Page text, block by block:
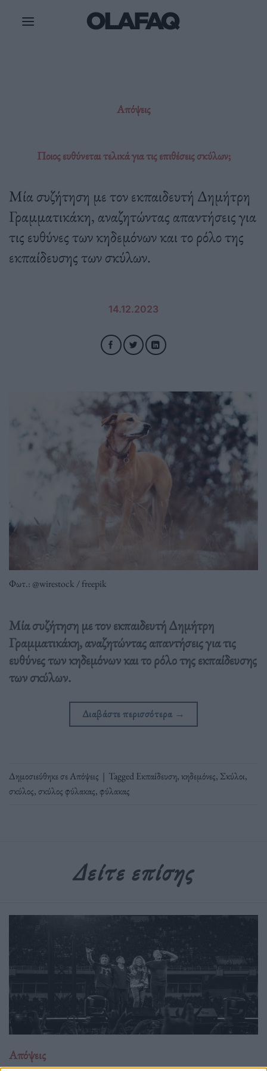
Απόψεις
Ποιος ευθύνεται τελικά για τις επιθέσεις σκύλων;
Μία συζήτηση με τον εκπαιδευτή Δημήτρη
Γραμματικάκη, αναζητώντας απαντήσεις για
τις ευθύνες των κηδεμόνων και το ρόλο της
εκπαίδευσης των σκύλων.
14.12.2023
Φωτ.: @wirestock / freepik
Μία συζήτηση με τον εκπαιδευτή Δημήτρη
Γραμματικάκη, αναζητώντας απαντήσεις για τις
ευθύνες των κηδεμόνων και το ρόλο της εκπαίδευσης
των σκύλων.
Διαβάστε περισσότερα →
Δημοσιεύθηκε σεΑπόψεις | TaggedΕκπαίδευση,κηδεμόνες, Σκύλοι,
σκύλος,σκύλος φύλακας,φύλακας
Δείτε επίσης
Απόψεις